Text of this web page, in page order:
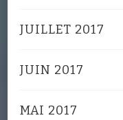
JUILLET 2017
JUIN 2017
MAI 2017